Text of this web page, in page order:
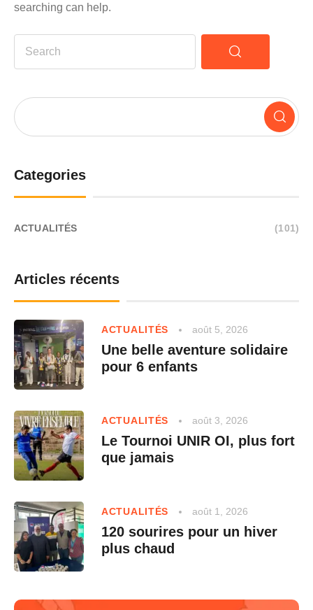
searching can help.
Categories
ACTUALITÉS (101)
Articles récents
ACTUALITÉS août 5, 2026
Une belle aventure solidaire
pour 6 enfants
ACTUALITÉS août 3, 2026
Le Tournoi UNIR OI, plus fort
que jamais
ACTUALITÉS août 1, 2026
120 sourires pour un hiver
plus chaud